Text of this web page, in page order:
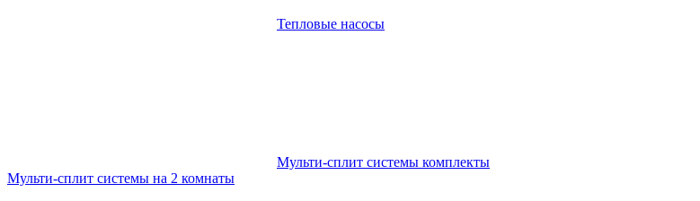
Тепловые насосы
Мульти-сплит системы комплекты
Мульти-сплит системы на 2 комнаты